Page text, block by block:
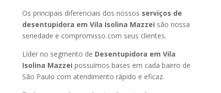
Os principais diferenciais dos nossos serviços de
desentupidora em Vila Isolina Mazzei são nossa
seriedade e compromisso com seus clientes.
Líder no segmento de Desentupidora em Vila
Isolina Mazzei possuímos bases em cada bairro de
São Paulo com atendimento rápido e eficaz.